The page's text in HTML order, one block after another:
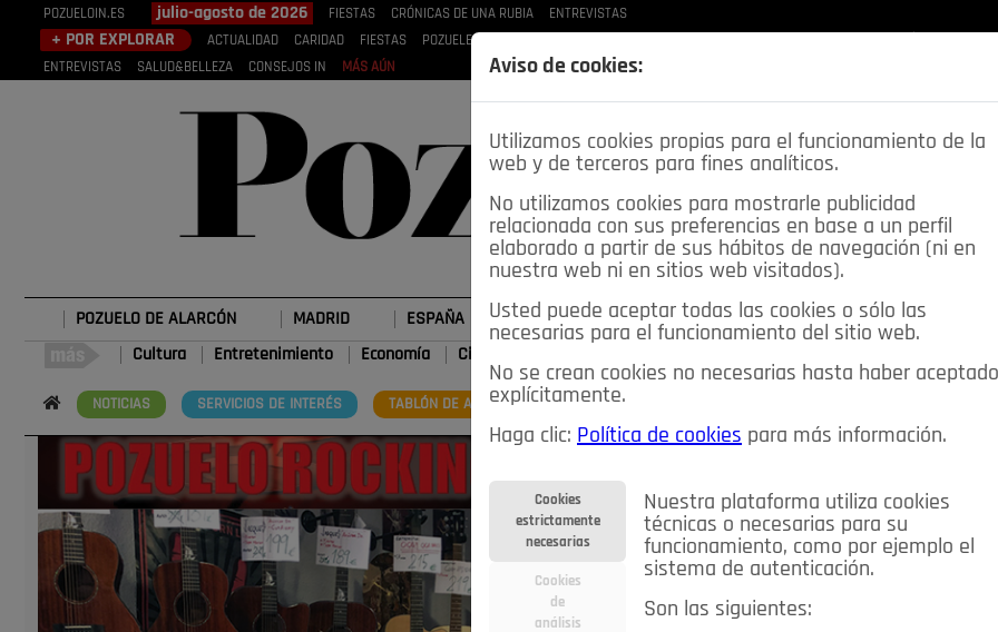
POZUELOIN.ES julio-agosto de 2026 FIESTAS CRÓNICAS DE UNA RUBIA ENTREVISTAS
+ POR EXPLORAR ACTUALIDAD CARIDAD FIESTAS POZUELEROS CRÓNICAS DE
ENTREVISTAS
SALUD&BELLEZA CONSEJOS IN MÁS AÚN
POZUELO DE ALARCÓN MADRID ESPAÑA DEPORTES OPINIÓN IN SALUD 🔴 EN DIRECTO
Cultura Entretenimiento Economía Ciencia&Tecnología
NOTICIAS SERVICIOS DE INTERÉS TABLÓN DE ANUNCIOS MIS ANUNCIOS
Aviso de cookies:
Utilizamos cookies propias para el funcionamiento de la
web y de terceros para fines analíticos.
No utilizamos cookies para mostrarle publicidad
relacionada con sus preferencias en base a un perfil
elaborado a partir de sus hábitos de navegación (ni en
nuestra web ni en sitios web visitados).
Usted puede aceptar todas las cookies o sólo las
necesarias para el funcionamiento del sitio web.
No se crean cookies no necesarias hasta haber aceptado
explícitamente.
Haga clic: Política de cookies para más información.
Cookies
estrictamente
necesarias
Cookies
de
análisis
Nuestra plataforma utiliza cookies
técnicas o necesarias para su
funcionamiento, como por ejemplo el
sistema de autenticación.
Son las siguientes: